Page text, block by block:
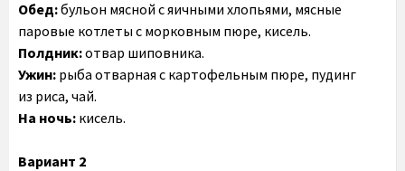
Обед:бульон мясной с яичными хлопьями, мясные
паровые котлеты с морковным пюре, кисель.
Полдник:отвар шиповника.
Ужин: рыба отварная с картофельным пюре, пудинг
из риса, чай.
На ночь: кисель.
Вариант 2